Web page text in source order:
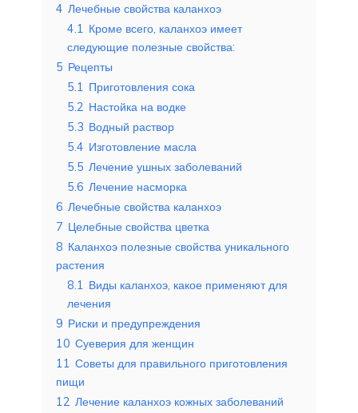
4 Лечебные свойства каланхоэ
4.1 Кроме всего, каланхоэ имеет
следующие полезные свойства:
5 Рецепты
5.1 Приготовления сока
5.2 Настойка на водке
5.3 Водный раствор
5.4 Изготовление масла
5.5 Лечение ушных заболеваний
5.6 Лечение насморка
6 Лечебные свойства каланхоэ
7 Целебные свойства цветка
8 Каланхоэ полезные свойства уникального
растения
8.1 Виды каланхоэ, какое применяют для
лечения
9 Риски и предупреждения
10 Суеверия для женщин
11 Советы для правильного приготовления
пищи
12 Лечение каланхоэ кожных заболеваний